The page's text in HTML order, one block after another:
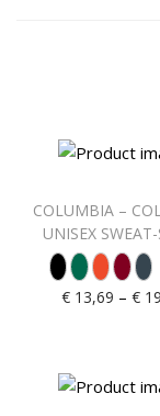
COLUMBIA –
UNISEX
€13,69 – €